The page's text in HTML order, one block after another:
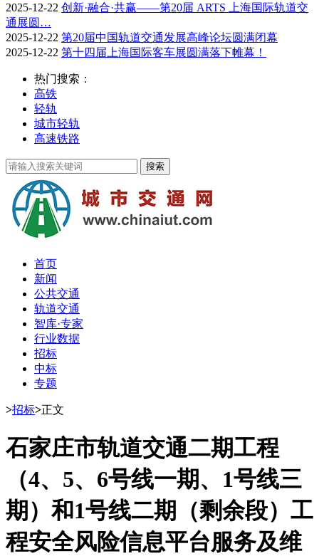
2025-12-22 创新·融合·共赢——第20届 ARTS 上海国际轨道交
通展圆…
2025-12-22 第20届中国轨道交通发展高峰论坛圆满闭幕
2025-12-22 第十四届上海国际客车展圆满落下帷幕！
热门搜索：
高铁
轻轨
城市轻轨
高速铁路
首页
新闻
公共交通
轨道交通
智库·专家
行业数据
招标
中标
专题
>招标>正文
石家庄市轨道交通二期工程
（4、5、6号线一期、1号线三
期）和1号线二期（剩余段）工
程安全风险信息平台服务及维